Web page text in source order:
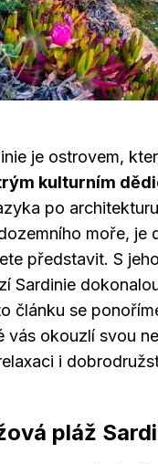
je ostrovem,
kulturním
po
moře, je
představit. S
Sardinie
článku se
vás okouzlí svou
i
pláž